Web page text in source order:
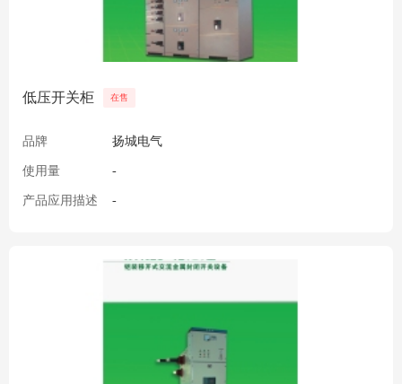
低压开关柜 在售
品牌 扬城电气
使用量 -
产品应用描述 -